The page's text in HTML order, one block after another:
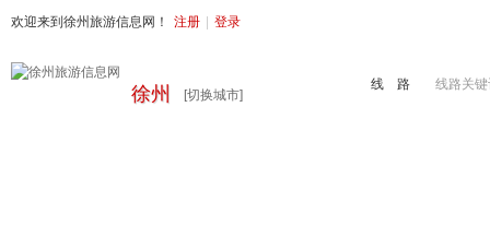
欢迎来到徐州旅游信息网！ 注册 登录
徐州 [切换城市]
线路关
线 路